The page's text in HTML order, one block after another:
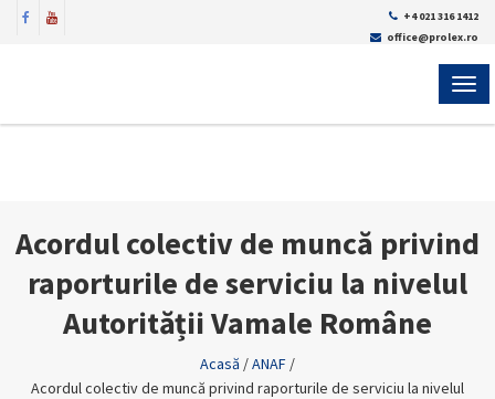
+4 021 316 1412
office@prolex.ro
Acordul colectiv de muncă privind
raporturile de serviciu la nivelul
Autorității Vamale Române
Acasă /ANAF /
Acordul colectiv de muncă privind raporturile de serviciu la nivelul